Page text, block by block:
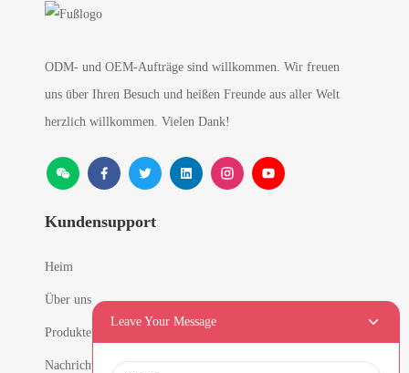
ODM- und OEM-Aufträge sind willkommen. Wir freuen
uns über Ihren Besuch und heißen Freunde aus aller Welt
herzlich willkommen. Vielen Dank!
Kundensupport
Heim
Über uns
Produkte
Nachricht
Leave Your Message